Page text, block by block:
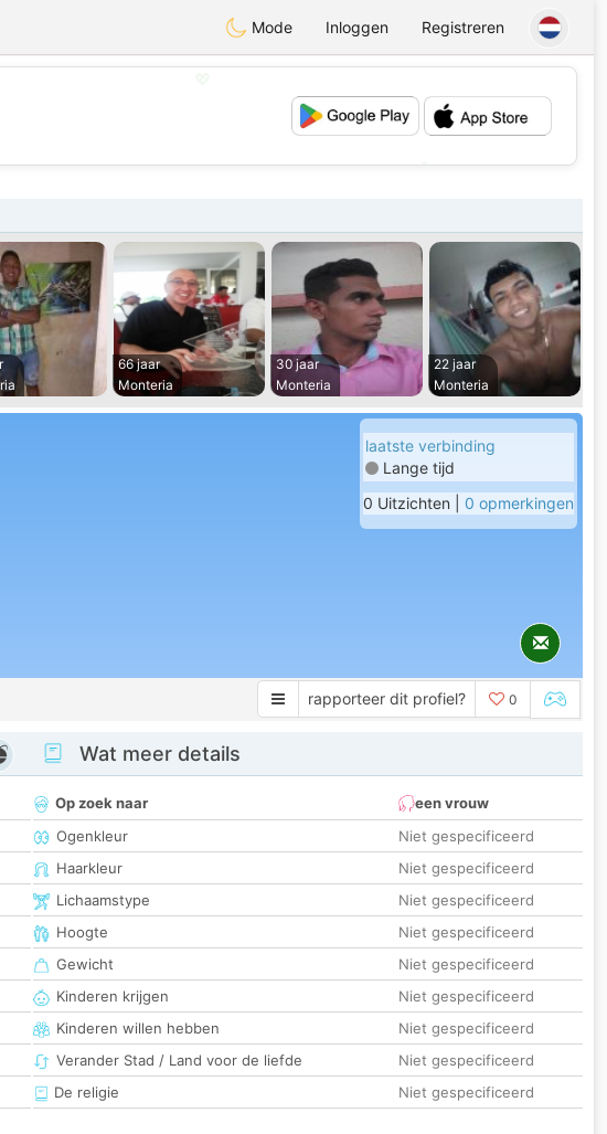
Mode Inloggen Registreren
66 jaar
Monteria
30 jaar
Monteria
22 jaar
Monteria
laatste verbinding
Lange tijd
0 Uitzichten | 0 opmerkingen
rapporteer dit profiel? 0
Wat meer details
Op zoek naar
een vrouw
Ogenkleur
Niet gespecificeerd
Haarkleur
Niet gespecificeerd
Lichaamstype
Niet gespecificeerd
Hoogte
Niet gespecificeerd
Gewicht
Niet gespecificeerd
Kinderen krijgen
Niet gespecificeerd
Kinderen willen hebben
Niet gespecificeerd
Verander Stad / Land voor de liefde
Niet gespecificeerd
De religie
Niet gespecificeerd